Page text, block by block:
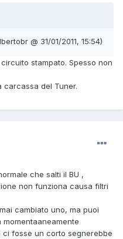
@ 31/01/2011, 15:54)
stampato. Spesso non
carcassa del Tuner.
che salti il BU ,
non funziona causa filtri
cambiato uno, ma puoi
fosse un corto segnerebbe